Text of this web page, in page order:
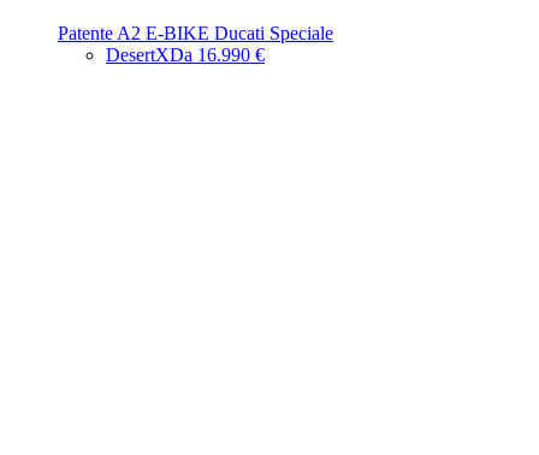
Patente A2 E-BIKE Ducati Speciale
DesertXDa 16.990 €